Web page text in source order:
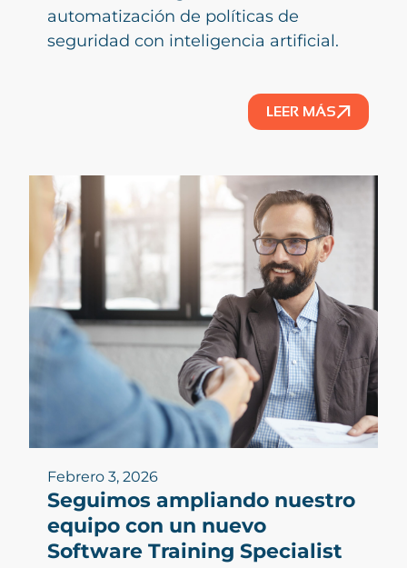
automatización de políticas de
seguridad con inteligencia artificial.
LEER MÁS
Febrero 3, 2026
Seguimos ampliando nuestro
equipo con un nuevo
Software Training Specialist